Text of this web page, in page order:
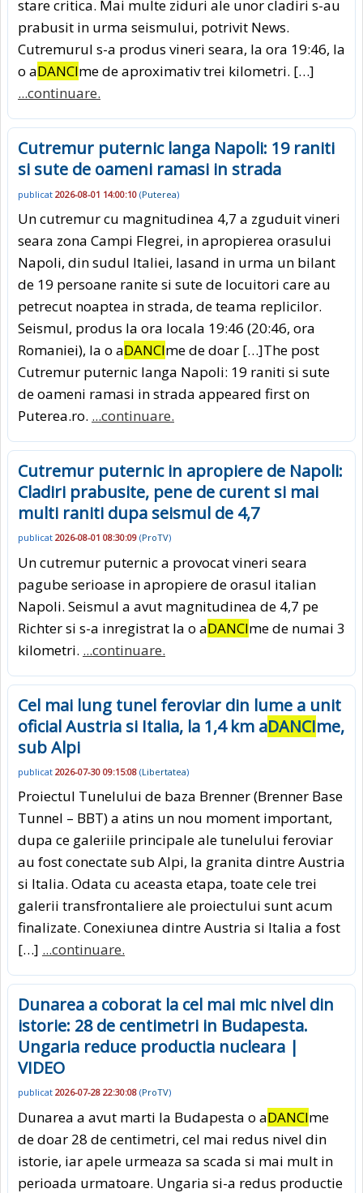
stare critica. Mai multe ziduri ale unor cladiri s-au
prabusit in urma seismului, potrivit News.
Cutremurul s-a produs vineri seara, la ora 19:46, la
o aDANCIme de aproximativ trei kilometri. […]
...continuare.
Cutremur puternic langa Napoli: 19 raniti
si sute de oameni ramasi in strada
publicat 2026-08-01 14:00:10 (Puterea)
Un cutremur cu magnitudinea 4,7 a zguduit vineri
seara zona Campi Flegrei, in apropierea orasului
Napoli, din sudul Italiei, lasand in urma un bilant
de 19 persoane ranite si sute de locuitori care au
petrecut noaptea in strada, de teama replicilor.
Seismul, produs la ora locala 19:46 (20:46, ora
Romaniei), la o aDANCIme de doar […]The post
Cutremur puternic langa Napoli: 19 raniti si sute
de oameni ramasi in strada appeared first on
Puterea.ro. ...continuare.
Cutremur puternic in apropiere de Napoli:
Cladiri prabusite, pene de curent si mai
multi raniti dupa seismul de 4,7
publicat 2026-08-01 08:30:09 (ProTV)
Un cutremur puternic a provocat vineri seara
pagube serioase in apropiere de orasul italian
Napoli. Seismul a avut magnitudinea de 4,7 pe
Richter si s-a inregistrat la o aDANCIme de numai 3
kilometri. ...continuare.
Cel mai lung tunel feroviar din lume a unit
oficial Austria si Italia, la 1,4 km aDANCIme,
sub Alpi
publicat 2026-07-30 09:15:08 (Libertatea)
Proiectul Tunelului de baza Brenner (Brenner Base
Tunnel – BBT) a atins un nou moment important,
dupa ce galeriile principale ale tunelului feroviar
au fost conectate sub Alpi, la granita dintre Austria
si Italia. Odata cu aceasta etapa, toate cele trei
galerii transfrontaliere ale proiectului sunt acum
finalizate. Conexiunea dintre Austria si Italia a fost
[…] ...continuare.
Dunarea a coborat la cel mai mic nivel din
istorie: 28 de centimetri in Budapesta.
Ungaria reduce productia nucleara |
VIDEO
publicat 2026-07-28 22:30:08 (ProTV)
Dunarea a avut marti la Budapesta o aDANCIme
de doar 28 de centimetri, cel mai redus nivel din
istorie, iar apele urmeaza sa scada si mai mult in
perioada urmatoare. Ungaria si-a redus productie